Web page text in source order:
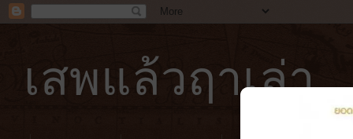
เสพแล้วฤาเล่า